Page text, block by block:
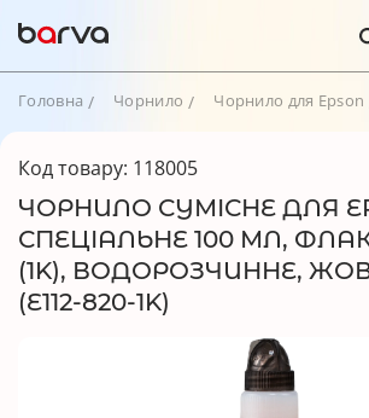
Головна Чорнило Чорнило для Epson
Код товару: 118005
ЧОРНИЛО СУМІСНЕ ДЛЯ
СПЕЦІАЛЬНЕ 100 МЛ,
(1K), ВОДОРОЗЧИННЕ,
(E112-820-1K)